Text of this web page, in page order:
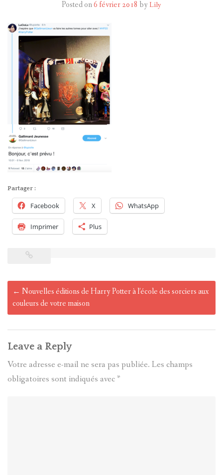
HARRY POTTER
LES ACTEURS
J.K. ROWLING
PRODUITS DÉRIVÉS
A PROPOS
Posted on6 février 2018 by Lily
Partager :
Facebook X WhatsApp
Imprimer Plus
Post
navigation
← Nouvelles éditions de Harry Potter à l’école des sorciers aux
couleurs de votre maison
Leave a Reply
Votre adresse e-mail ne sera pas publiée. Les champs
obligatoires sont indiqués avec*